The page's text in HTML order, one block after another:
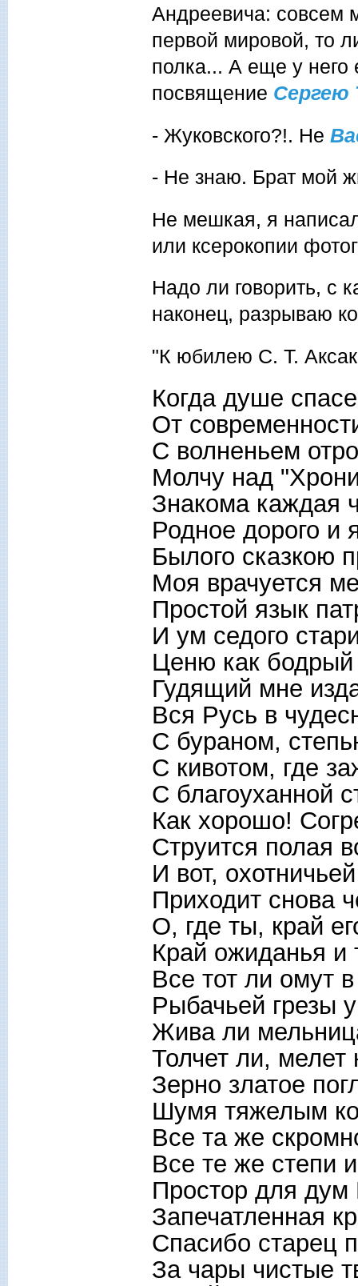
Андреевича: совсем
первой мировой, то
полка... А еще у него
посвящение Сергею
- Жуковского?!. Не
- Не знаю. Брат мой
Не мешкая, я
или ксерокопии
Надо ли говорить, с
наконец, разрываю
"К юбилею С. Т.
Когда душе
От
С волненьем
Молчу над
Знакома каждая
Родное дорого и
Былого сказкою
Моя врачуется
Простой язык
И ум седого
Ценю как
Гудящий мне
Вся Русь в
С бураном,
С кивотом, где
С благоуханной
Как хорошо!
Струится полая
И вот,
Приходит снова
О, где ты, край
Край ожиданья и
Все тот ли омут
Рыбачьей грезы
Жива ли
Толчет ли, мелет
Зерно златое
Шумя тяжелым
Все та же
Все те же степи
Простор для дум
Запечатленная
Спасибо старец
За чары чистые